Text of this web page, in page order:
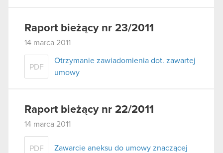
Raport bieżący nr 23/2011
14 marca 2011
PDF
Otrzymanie zawiadomienia dot. zawartej
umowy
Raport bieżący nr 22/2011
14 marca 2011
PDF Zawarcie aneksu do umowy znaczącej